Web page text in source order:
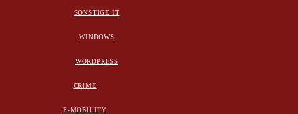
SONSTIGE IT
WINDOWS
WORDPRESS
CRIME
E-MOBILITY